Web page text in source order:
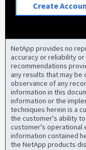
Create
NetApp provides no
accuracy or reliability
recommendations
any results that may
observance of any
information in this
information or the
techniques herein is a
the customer's ability
customer's operational
information contained
the NetApp products